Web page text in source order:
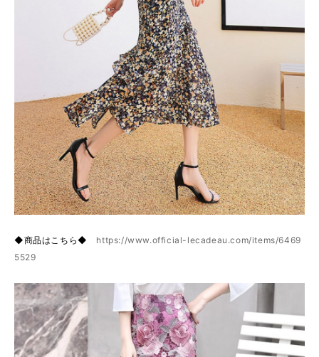
◆商品はこちら◆ https://www.official-lecadeau.com/items/6469
5529